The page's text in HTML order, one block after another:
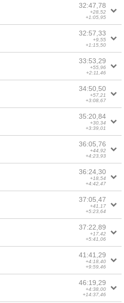
32:47,78
+28,52
+1:05,95
32:57,33
+9,55
+1:15,50
33:53,29
+55,96
+2:11,46
34:50,50
+57,21
+3:08,67
35:20,84
+30,34
+3:39,01
36:05,76
+44,92
+4:23,93
36:24,30
+18,54
+4:42,47
37:05,47
+41,17
+5:23,64
37:22,89
+17,42
+5:41,06
41:41,29
+4:18,40
+9:59,46
46:19,29
+4:38,00
+14:37,46